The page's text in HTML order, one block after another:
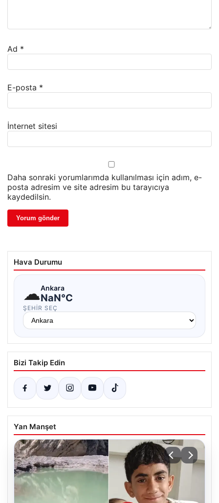
Ad *
E-posta *
İnternet sitesi
Daha sonraki yorumlarımda kullanılması için adım, e-
posta adresim ve site adresim bu tarayıcıya
kaydedilsin.
Hava Durumu
☁Ankara
NaN°C
ŞEHIR SEÇ
Bizi Takip Edin
Yan Manşet